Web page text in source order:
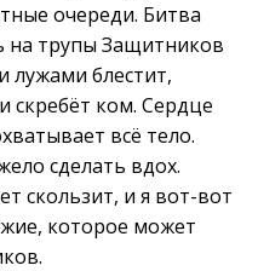
очереди. Битва
на трупы Защитников
лужами блестит,
скребёт ком. Сердце
всё тело.
сделать вдох.
скользит, и я вот-вот
которое может